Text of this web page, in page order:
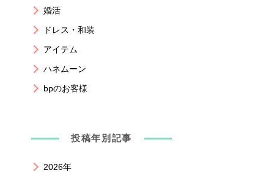
婚活
ドレス・和装
アイテム
ハネムーン
bpのお客様
投稿年別記事
2026年